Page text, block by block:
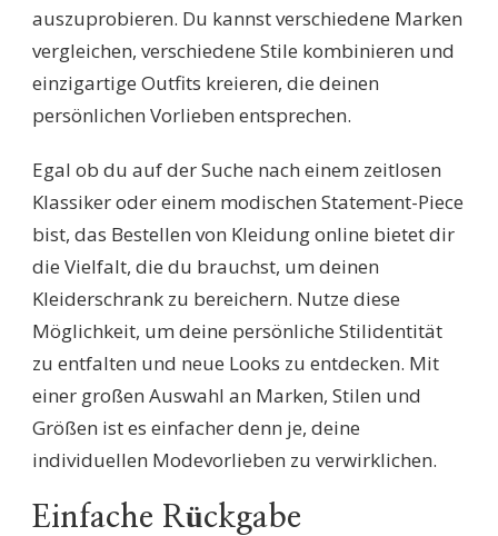
auszuprobieren. Du kannst verschiedene Marken
vergleichen, verschiedene Stile kombinieren und
einzigartige Outfits kreieren, die deinen
persönlichen Vorlieben entsprechen.
Egal ob du auf der Suche nach einem zeitlosen
Klassiker oder einem modischen Statement-Piece
bist, das Bestellen von Kleidung online bietet dir
die Vielfalt, die du brauchst, um deinen
Kleiderschrank zu bereichern. Nutze diese
Möglichkeit, um deine persönliche Stilidentität
zu entfalten und neue Looks zu entdecken. Mit
einer großen Auswahl an Marken, Stilen und
Größen ist es einfacher denn je, deine
individuellen Modevorlieben zu verwirklichen.
Einfache Rückgabe